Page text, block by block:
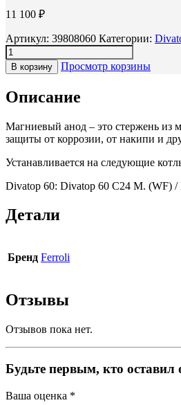
11 100 ₽
Артикул: 39808060 Категории:
В корзину Просмотр корзины
Описание
Магниевый анод – это стержень из
защиты от коррозии, от накипи и
Устанавливается на следующие
Divatop 60: Divatop 60 C24 M. (WF)
Детали
Бренд Ferroli
Отзывы
Отзывов пока нет.
Будьте первым, кто
Ваша оценка *